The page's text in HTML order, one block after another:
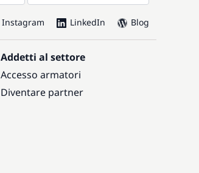
Instagram LinkedIn Blog
Addetti al settore
Accesso armatori
Diventare partner